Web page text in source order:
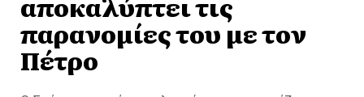
παρανομίες του με τον
Πέτρο